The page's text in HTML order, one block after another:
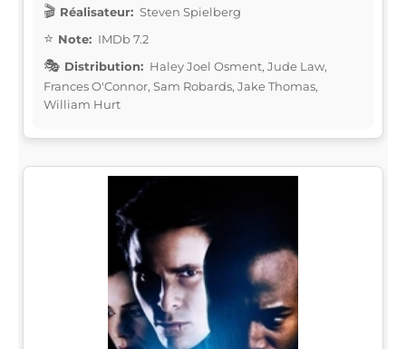
Réalisateur: Steven Spielberg
Note: IMDb 7.2
Distribution: Haley Joel Osment, Jude Law,
Frances O'Connor, Sam Robards, Jake Thomas,
William Hurt